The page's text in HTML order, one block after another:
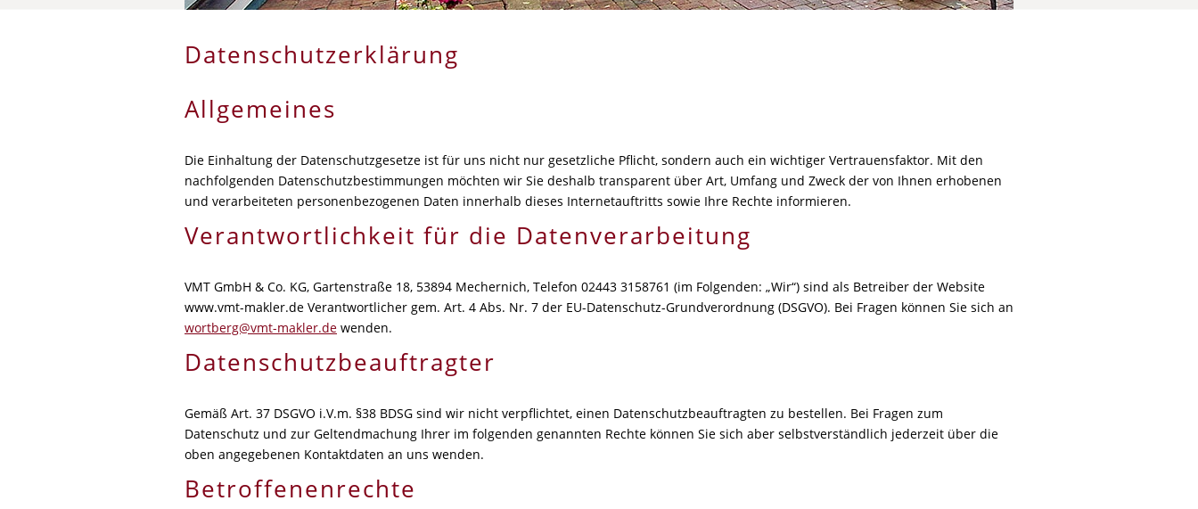
Datenschutzerklärung
Allgemeines
Die Einhaltung der Datenschutzgesetze ist für uns nicht nur gesetzliche Pflicht, sondern auch ein wichtiger Vertrauensfaktor. Mit den
nachfolgenden Datenschutzbestimmungen möchten wir Sie deshalb transparent über Art, Umfang und Zweck der von Ihnen erhobenen
und verarbeiteten personenbezogenen Daten innerhalb dieses Internetauftritts sowie Ihre Rechte informieren.
Verantwortlichkeit für die Datenverarbeitung
VMT GmbH & Co. KG, Gartenstraße 18, 53894 Mechernich, Telefon 02443 3158761 (im Folgenden: „Wir“) sind als Betreiber der Website
www.vmt-makler.de Verantwortlicher gem. Art. 4 Abs. Nr. 7 der EU-Datenschutz-Grundverordnung (DSGVO). Bei Fragen können Sie sich an
wortberg@vmt-makler.de wenden.
Datenschutzbeauftragter
Gemäß Art. 37 DSGVO i.V.m. §38 BDSG sind wir nicht verpflichtet, einen Datenschutzbeauftragten zu bestellen. Bei Fragen zum
Datenschutz und zur Geltendmachung Ihrer im folgenden genannten Rechte können Sie sich aber selbstverständlich jederzeit über die
oben angegebenen Kontaktdaten an uns wenden.
Betroffenenrechte